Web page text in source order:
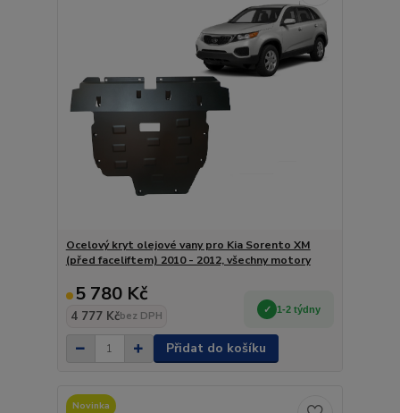
Ocelový kryt olejové vany pro Kia Sorento XM
(před faceliftem) 2010 - 2012, všechny motory
5 780 Kč
4 777 Kčbez DPH
1-2 týdny
Přidat do košíku
Novinka